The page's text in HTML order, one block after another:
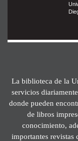
La biblioteca de la
servicios
donde pueden
de libros
conocimiento,
importantes revistas